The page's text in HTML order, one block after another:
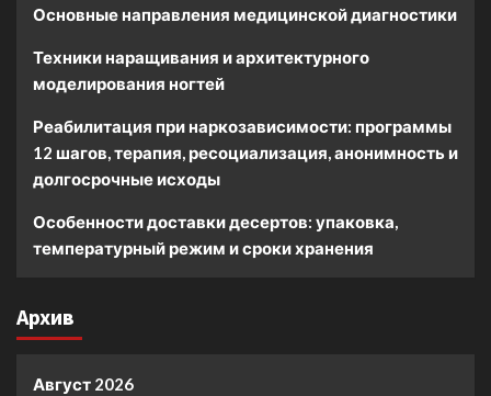
Основные направления медицинской диагностики
Техники наращивания и архитектурного
моделирования ногтей
Реабилитация при наркозависимости: программы
12 шагов, терапия, ресоциализация, анонимность и
долгосрочные исходы
Особенности доставки десертов: упаковка,
температурный режим и сроки хранения
Архив
Август 2026